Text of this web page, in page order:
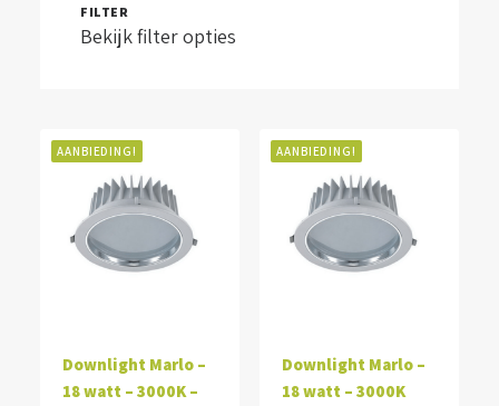
FILTER
Bekijk filter opties
AANBIEDING!
Downlight Marlo –
18 watt – 3000K –
AANBIEDING!
Downlight Marlo –
18 watt – 3000K